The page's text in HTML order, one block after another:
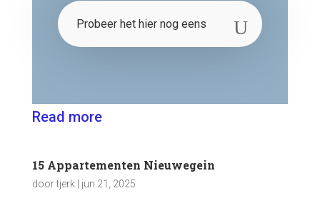
Read more
15 Appartementen Nieuwegein
doortjerk| jun 21, 2025